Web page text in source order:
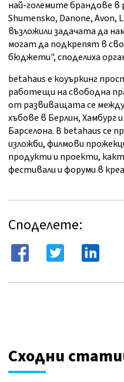
най-големите брандове в
Shumensko, Danone, Avon,
възложили задачата да
могат да подкрепят в
бюджети", споделиха
betahaus е коуъркинг
работещи на свободна
от развиващата се
хъбове в Берлин, Хамбург
Барселона. В betahaus се
изложби, филмови
продукти и проекти,
фестивали и форуми в
Споделете:
Сходни